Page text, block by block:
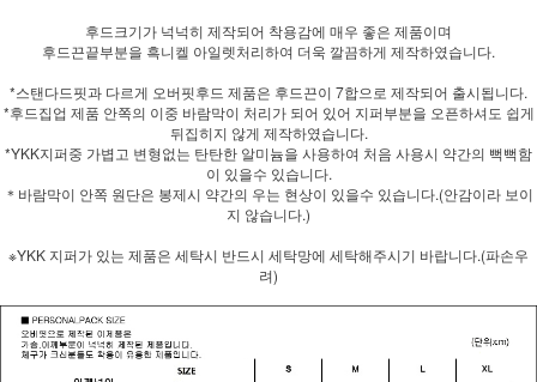
후드크기가 넉넉히 제작되어 착용감에 매우 좋은 제품이며
후드끈끝부분을 흑니켈 아일렛처리하여 더욱 깔끔하게 제작하였습니다.
*스탠다드핏과 다르게 오버핏후드 제품은 후드끈이 7합으로 제작되어 출시됩니다.
*후드집업 제품 안쪽의 이중 바람막이 처리가 되어 있어 지퍼부분을 오픈하셔도 쉽게
뒤집히지 않게 제작하였습니다.
*YKK지퍼중 가볍고 변형없는 탄탄한 알미늄을 사용하여 처음 사용시 약간의 뻑뻑함
이 있을수 있습니다.
＊바람막이 안쪽 원단은 봉제시 약간의 우는 현상이 있을수 있습니다.(안감이라 보이
지 않습니다.)
※YKK 지퍼가 있는 제품은 세탁시 반드시 세탁망에 세탁해주시기 바랍니다.(파손우
려)